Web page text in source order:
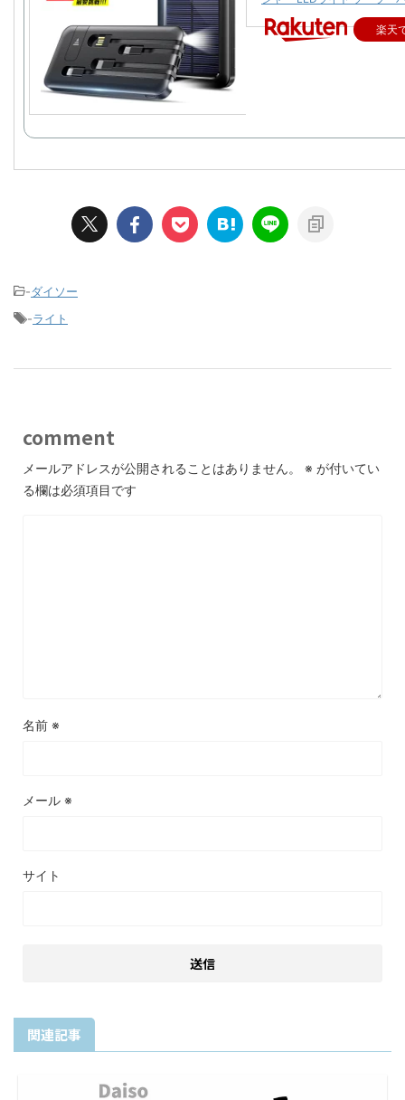
楽天
-ダイソー
-ライト
comment
メールアドレスが公開されることはありません。 ※ が付いてい
る欄は必須項目です
名前 ※
メール ※
サイト
関連記事